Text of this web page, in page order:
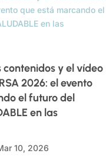
contenidos y el vídeo
2026: el evento
el futuro del
en las
10, 2026